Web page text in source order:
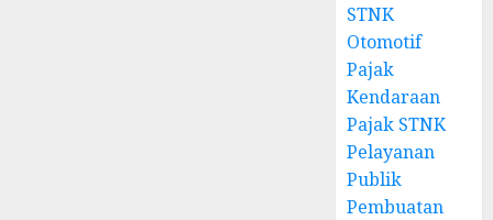
STNK
Otomotif
Pajak
Kendaraan
Pajak STNK
Pelayanan
Publik
Pembuatan